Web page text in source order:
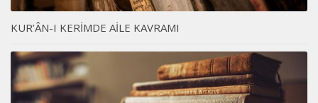
KUR’ÂN-I KERİMDE AİLE KAVRAMI